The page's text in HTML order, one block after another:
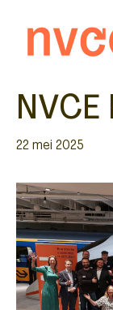
22 mei 2025